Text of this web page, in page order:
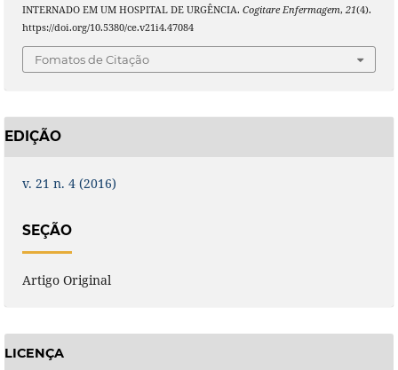
INTERNADO EM UM HOSPITAL DE URGÊNCIA. Cogitare Enfermagem, 21(4).
https://doi.org/10.5380/ce.v21i4.47084
Fomatos de Citação
EDIÇÃO
v. 21 n. 4 (2016)
SEÇÃO
Artigo Original
LICENÇA